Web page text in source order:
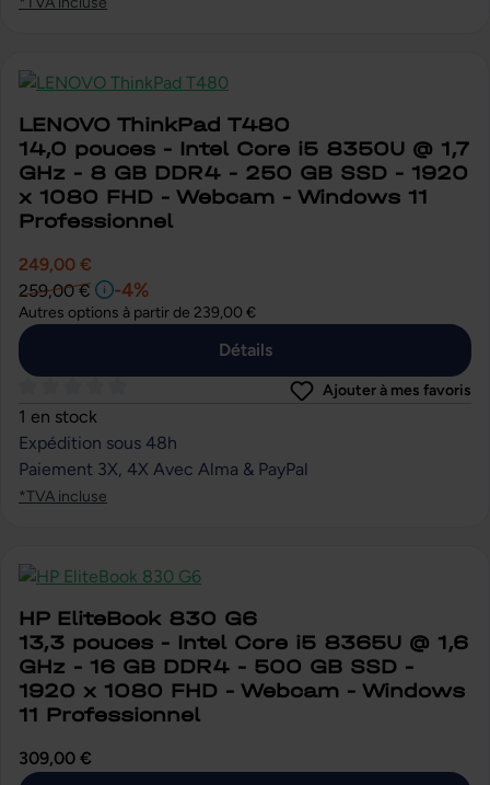
LENOVO ThinkPad T480
14,0 pouces - Intel Core i5 8350U @ 1,7
GHz - 8 GB DDR4 - 250 GB SSD - 1920
x 1080 FHD - Webcam - Windows 11
Professionnel
249,00 €
259,00 €
-4%
Autres options à partir de 239,00 €
Détails
Note moyenne de 0 sur 5 étoiles
Ajouter à mes favoris
1 en stock
Expédition sous 48h
Paiement 3X, 4X Avec Alma & PayPal
*TVA incluse
HP EliteBook 830 G6
13,3 pouces - Intel Core i5 8365U @ 1,6
GHz - 16 GB DDR4 - 500 GB SSD -
1920 x 1080 FHD - Webcam - Windows
11 Professionnel
309,00 €